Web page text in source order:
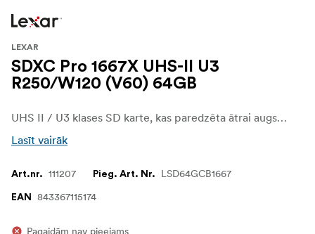
LEXAR
SDXC Pro 1667X UHS-II U3
R250/W120 (V60) 64GB
UHS II / U3 klases SD karte, kas paredzēta ātrai augstas kvalitātes attēlu uzņemšanai un 1080p Full-HD, 3D un 4K video ierakstīšanai. Nolasīšanas ātrums līdz 250 MB/s (1667x) nodrošina ātru failu pārsūtīšanu un efektīvu darba plūsmu.
Lasīt vairāk
Art.nr. 111207 Pieg. Art. Nr. LSD64GCB1667
EAN 843367115174
Pagaidām nav pieejams